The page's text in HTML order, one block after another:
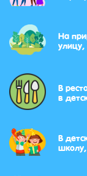
На
В
в
В